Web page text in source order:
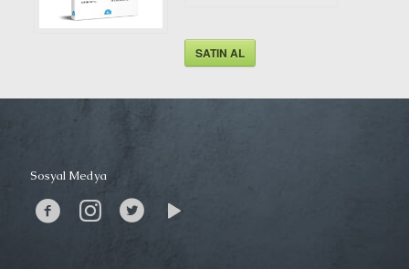
SATIN AL
Sosyal Medya